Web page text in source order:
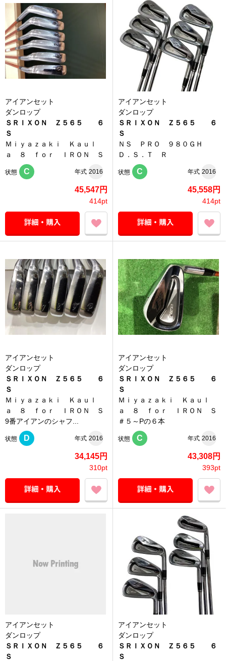
アイアンセット
ダンロップ
ＳＲＩＸＯＮ Ｚ５６５ ６
Ｓ
Ｍｉｙａｚａｋｉ Ｋａｕｌ
ａ ８ ｆｏｒ ＩＲＯＮ Ｓ
状態 C 年式 2016
45,547円
414pt
アイアンセット
ダンロップ
ＳＲＩＸＯＮ Ｚ５６５ ６
Ｓ
ＮＳ ＰＲＯ ９８０ＧＨ
Ｄ．Ｓ．Ｔ Ｒ
状態 C 年式 2016
45,558円
414pt
アイアンセット
ダンロップ
ＳＲＩＸＯＮ Ｚ５６５ ６
Ｓ
Ｍｉｙａｚａｋｉ Ｋａｕｌ
ａ ８ ｆｏｒ ＩＲＯＮ Ｓ
9番アイアンのシャフ...
状態 D 年式 2016
34,145円
310pt
アイアンセット
ダンロップ
ＳＲＩＸＯＮ Ｚ５６５ ６
Ｓ
Ｍｉｙａｚａｋｉ Ｋａｕｌ
ａ ８ ｆｏｒ ＩＲＯＮ Ｓ
＃５～Pの６本
状態 C 年式 2016
43,308円
393pt
アイアンセット
ダンロップ
ＳＲＩＸＯＮ Ｚ５６５ ６
Ｓ
アイアンセット
ダンロップ
ＳＲＩＸＯＮ Ｚ５６５ ６
Ｓ